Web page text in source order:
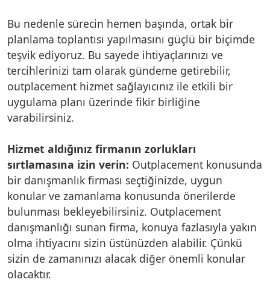
Bu nedenle sürecin hemen başında, ortak bir
planlama toplantısı yapılmasını güçlü bir biçimde
teşvik ediyoruz. Bu sayede ihtiyaçlarınızı ve
tercihlerinizi tam olarak gündeme getirebilir,
outplacement hizmet sağlayıcınız ile etkili bir
uygulama planı üzerinde fikir birliğine
varabilirsiniz.
Hizmet aldığınız firmanın zorlukları
sırtlamasına izin verin: Outplacement konusunda
bir danışmanlık firması seçtiğinizde, uygun
konular ve zamanlama konusunda önerilerde
bulunması bekleyebilirsiniz. Outplacement
danışmanlığı sunan firma, konuya fazlasıyla yakın
olma ihtiyacını sizin üstünüzden alabilir. Çünkü
sizin de zamanınızı alacak diğer önemli konular
olacaktır.